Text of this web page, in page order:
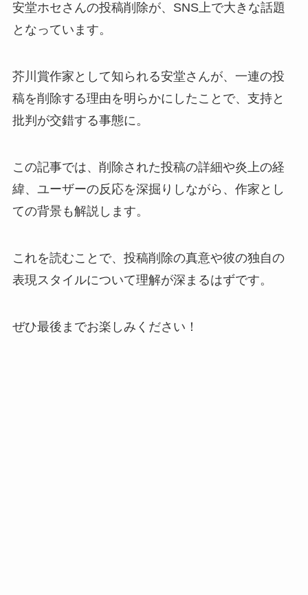
安堂ホセさんの投稿削除が、SNS上で大きな話題
となっています。
芥川賞作家として知られる安堂さんが、一連の投
稿を削除する理由を明らかにしたことで、支持と
批判が交錯する事態に。
この記事では、削除された投稿の詳細や炎上の経
緯、ユーザーの反応を深掘りしながら、作家とし
ての背景も解説します。
これを読むことで、投稿削除の真意や彼の独自の
表現スタイルについて理解が深まるはずです。
ぜひ最後までお楽しみください！